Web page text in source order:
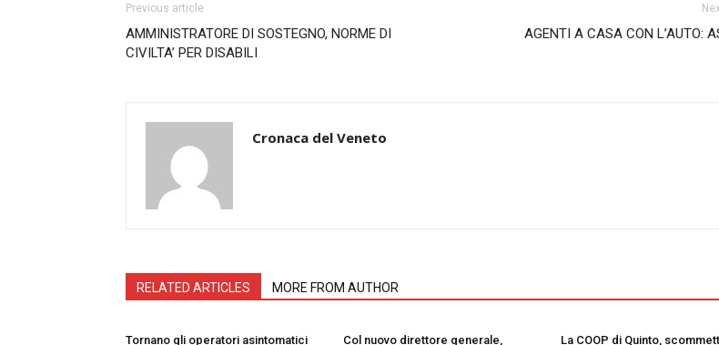
Previous article
AMMINISTRATORE DI SOSTEGNO, NORME DI
CIVILTA’ PER DISABILI
AGENTI A CASA CON L’AUTO:
Cronaca del Veneto
RELATED ARTICLES MORE FROM AUTHOR
Tornano gli operatori asintomatici
Col nuovo direttore generale,
La COOP di Quinto,